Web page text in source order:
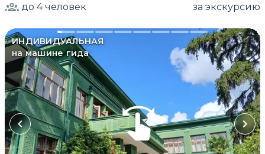
до 4человек за экскурсию
ИНДИВИДУАЛЬНАЯ
на машине гида